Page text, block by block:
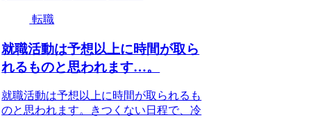
転職
就職活動は予想以上に時間が取ら
れるものと思われます…。
就職活動は予想以上に時間が取られるも
のと思われます。きつくない日程で、冷